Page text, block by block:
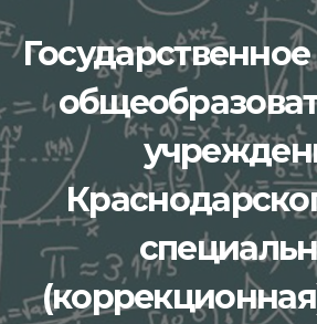
Перейти
к
содержимому